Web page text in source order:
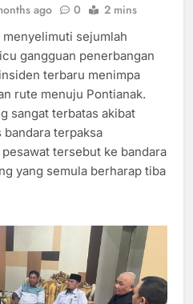
ago 0 2 mins
menyelimuti sejumlah
gangguan penerbangan
terbaru menimpa
rute menuju Pontianak.
sangat terbatas akibat
terpaksa
tersebut ke bandara
yang semula berharap tiba